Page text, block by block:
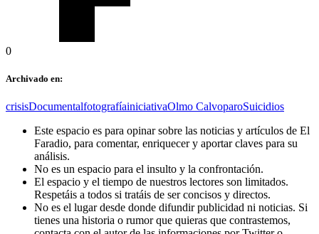
0
Archivado en:
crisisDocumentalfotografíainiciativaOlmo CalvoparoSuicidios
Este espacio es para opinar sobre las noticias y artículos de El
Faradio, para comentar, enriquecer y aportar claves para su
análisis.
No es un espacio para el insulto y la confrontación.
El espacio y el tiempo de nuestros lectores son limitados.
Respetáis a todos si tratáis de ser concisos y directos.
No es el lugar desde donde difundir publicidad ni noticias. Si
tienes una historia o rumor que quieras que contrastemos,